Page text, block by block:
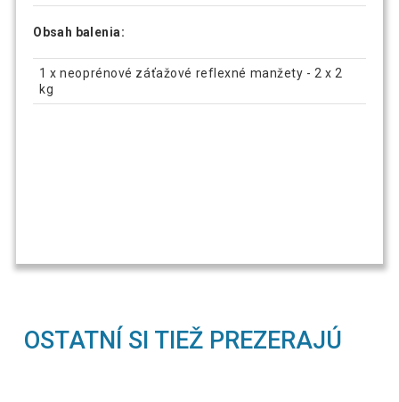
Obsah balenia:
1 x neoprénové záťažové reflexné manžety - 2 x 2
kg
OSTATNÍ SI TIEŽ PREZERAJÚ